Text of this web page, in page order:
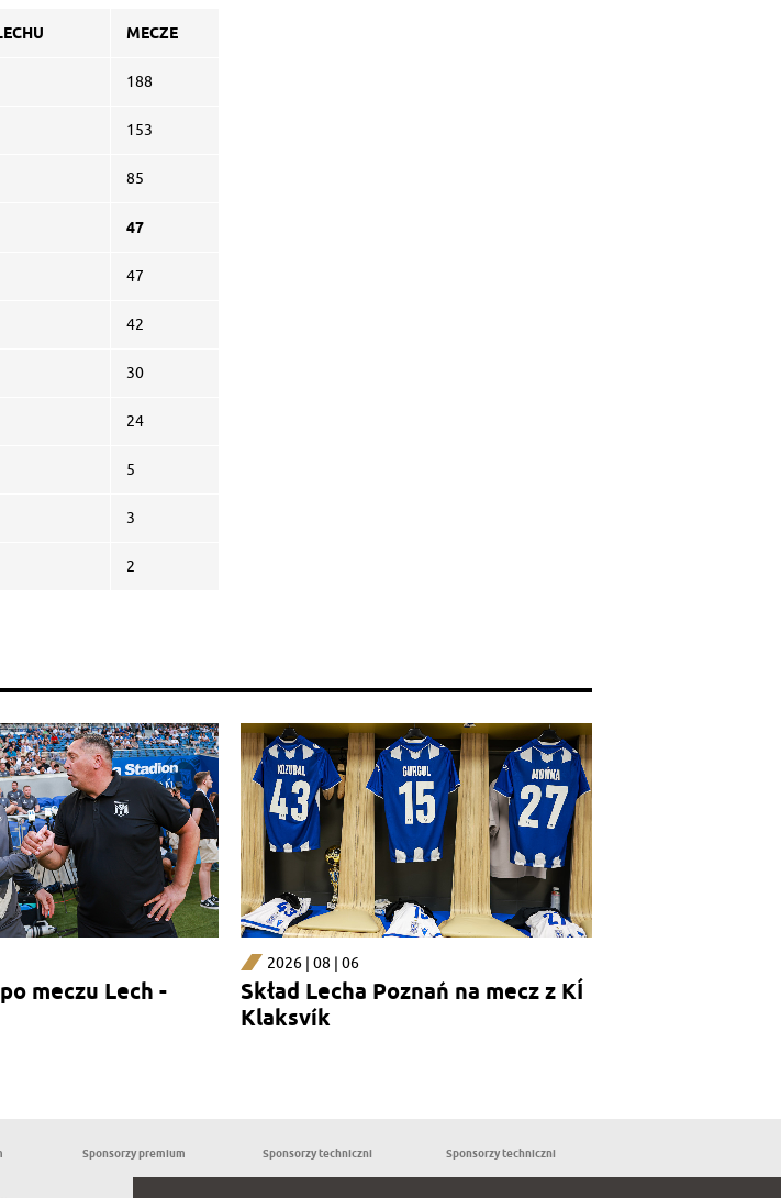
MECZE
188
153
85
47
47
42
30
24
5
3
2
meczu Lech -
2026 | 08 | 06
Skład Lecha Poznań na mecz z KÍ
Klaksvík
Sponsorzy premium Sponsorzy techniczni Sponsorzy techniczni